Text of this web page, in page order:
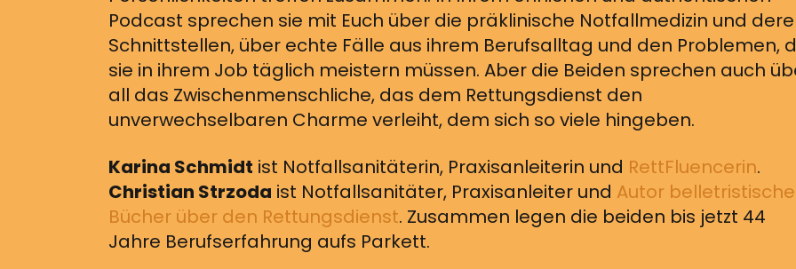
Podcast sprechen sie mit Euch über die präklinische Notfallmedizin und
Schnittstellen, über echte Fälle aus ihrem Berufsalltag und den Problemen,
sie in ihrem Job täglich meistern müssen. Aber die Beiden sprechen auch
all das Zwischenmenschliche, das dem Rettungsdienst den
unverwechselbaren Charme verleiht, dem sich so viele hingeben.
Karina Schmidt ist Notfallsanitäterin, Praxisanleiterin und RettFluencerin.
Christian Strzoda ist Notfallsanitäter, Praxisanleiter und Autor
Bücher über den Rettungsdienst. Zusammen legen die beiden bis jetzt 44
Jahre Berufserfahrung aufs Parkett.